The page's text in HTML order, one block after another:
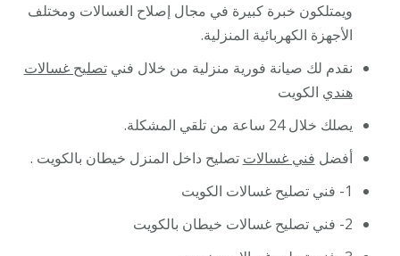
ويمتلكون خبرة كبيرة في مجال إصلاح الغسالات ومختلف
الأجهزة الكهربائية المنزلية.
نقدم لك صيانة فورية منزلية من خلال فنيتصليح غسالات
هندي الكويت
يصلك خلال 24 ساعة من تلقي المشكلة.
أفضل فني غسالات تصليح داخل المنزل خيطان بالكويت .
1- فني تصليح غسالات الكويت
2- فني تصليح غسالات خيطان بالكويت